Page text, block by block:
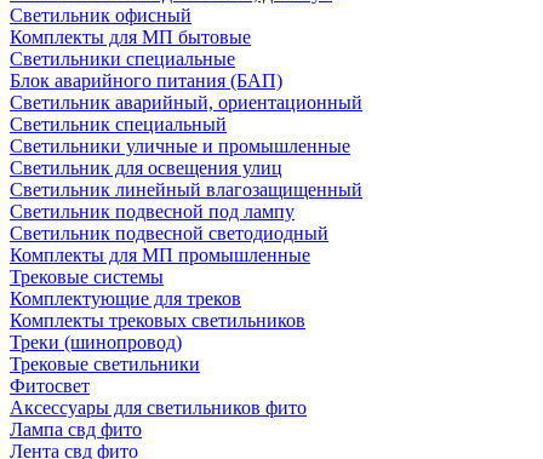
Светильник офисный
Комплекты для МП бытовые
Светильники специальные
Блок аварийного питания (БАП)
Светильник аварийный, ориентационный
Светильник специальный
Светильники уличные и промышленные
Светильник для освещения улиц
Светильник линейный влагозащищенный
Светильник подвесной под лампу
Светильник подвесной светодиодный
Комплекты для МП промышленные
Трековые системы
Комплектующие для треков
Комплекты трековых светильников
Треки (шинопровод)
Трековые светильники
Фитосвет
Аксессуары для светильников фито
Лампа свд фито
Лента свд фито